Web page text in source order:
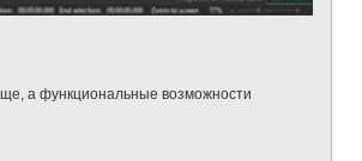
а функциональные возможности